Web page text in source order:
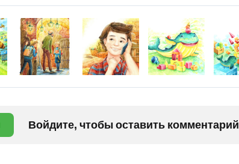
Войдите, чтобы оставить комментарий